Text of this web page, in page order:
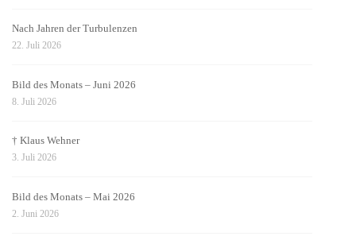
Nach Jahren der Turbulenzen
22. Juli 2026
Bild des Monats – Juni 2026
8. Juli 2026
† Klaus Wehner
3. Juli 2026
Bild des Monats – Mai 2026
2. Juni 2026